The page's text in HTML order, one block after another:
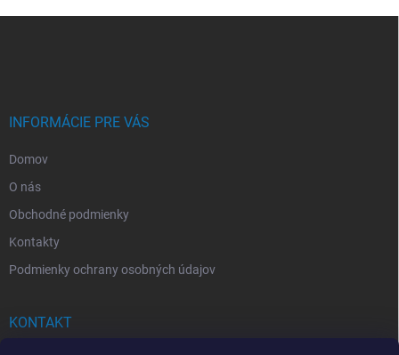
INFORMÁCIE PRE VÁS
Domov
O nás
Obchodné podmienky
Kontakty
Podmienky ochrany osobných údajov
KONTAKT